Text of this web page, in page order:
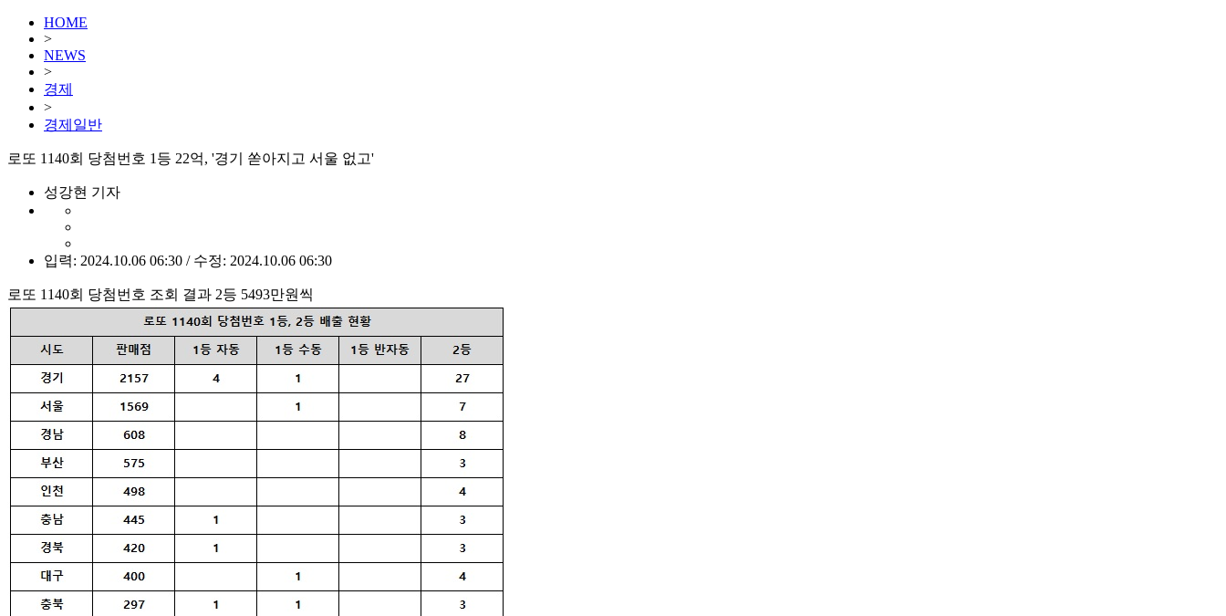
HOME
>
NEWS
>
경제
>
경제일반
로또 1140회 당첨번호 1등 22억, '경기 쏟아지고 서울 없고'
성강현 기자
입력: 2024.10.06 06:30 / 수정: 2024.10.06 06:30
로또 1140회 당첨번호 조회 결과 2등 5493만원씩